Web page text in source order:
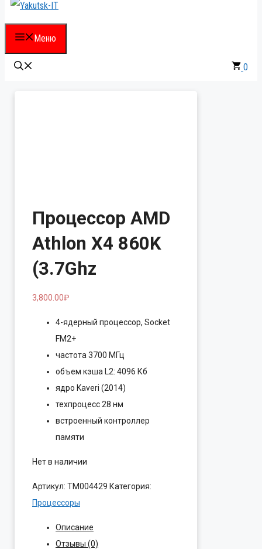
Меню
0
Процессор AMD
Athlon X4 860K
(3.7Ghz
3,800.00₽
4-ядерный процессор, Socket
FM2+
частота 3700 МГц
объем кэша L2: 4096 Кб
ядро Kaveri (2014)
техпроцесс 28 нм
встроенный контроллер
памяти
Нет в наличии
Артикул: ТМ004429 Категория:
Процессоры
Описание
Отзывы (0)